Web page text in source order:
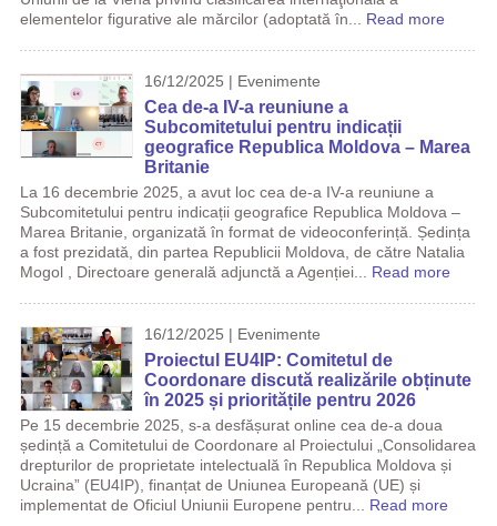
elementelor figurative ale mărcilor (adoptată în... Read more
16/12/2025 | Evenimente
Cea de-a IV-a reuniune a
Subcomitetului pentru indicații
geografice Republica Moldova – Marea
Britanie
La 16 decembrie 2025, a avut loc cea de-a IV-a reuniune a
Subcomitetului pentru indicații geografice Republica Moldova –
Marea Britanie, organizată în format de videoconferință. Ședința
a fost prezidată, din partea Republicii Moldova, de către Natalia
Mogol , Directoare generală adjunctă a Agenției... Read more
16/12/2025 | Evenimente
Proiectul EU4IP: Comitetul de
Coordonare discută realizările obținute
în 2025 și prioritățile pentru 2026
Pe 15 decembrie 2025, s-a desfășurat online cea de-a doua
ședință a Comitetului de Coordonare al Proiectului „Consolidarea
drepturilor de proprietate intelectuală în Republica Moldova și
Ucraina” (EU4IP), finanțat de Uniunea Europeană (UE) și
implementat de Oficiul Uniunii Europene pentru... Read more